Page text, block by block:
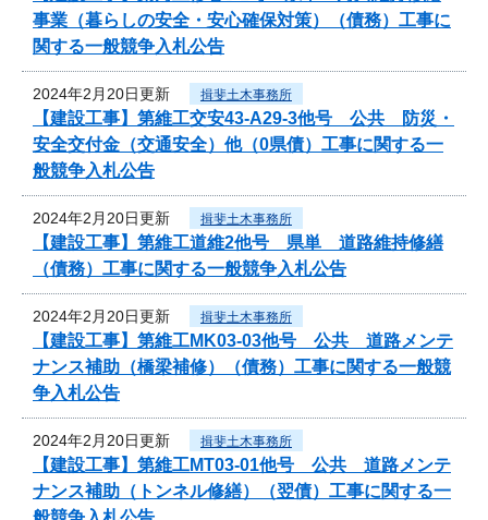
事業（暮らしの安全・安心確保対策）（債務）工事に
関する一般競争入札公告
2024年2月20日更新 揖斐土木事務所
【建設工事】第維工交安43-A29-3他号 公共 防災・
安全交付金（交通安全）他（0県債）工事に関する一
般競争入札公告
2024年2月20日更新 揖斐土木事務所
【建設工事】第維工道維2他号 県単 道路維持修繕
（債務）工事に関する一般競争入札公告
2024年2月20日更新 揖斐土木事務所
【建設工事】第維工MK03-03他号 公共 道路メンテ
ナンス補助（橋梁補修）（債務）工事に関する一般競
争入札公告
2024年2月20日更新 揖斐土木事務所
【建設工事】第維工MT03-01他号 公共 道路メンテ
ナンス補助（トンネル修繕）（翌債）工事に関する一